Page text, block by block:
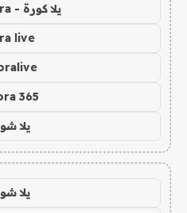
يلا كورة - yallakora
live
365
يلا
يلا